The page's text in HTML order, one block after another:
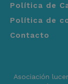
Política de
Política de
Contacto
Asociación